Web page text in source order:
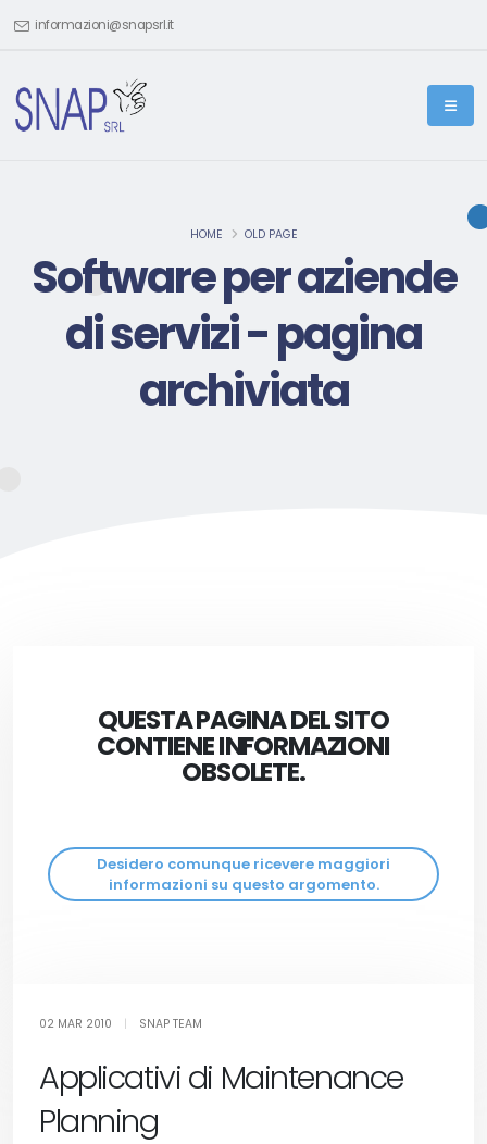
informazioni@snapsrl.it
HOME OLD PAGE
Software per aziende
di servizi - pagina
archiviata
QUESTA PAGINA DEL SITO
CONTIENE INFORMAZIONI
OBSOLETE.
Desidero comunque ricevere maggiori
informazioni su questo argomento.
02 MAR 2010 SNAP TEAM
Applicativi di Maintenance
Planning